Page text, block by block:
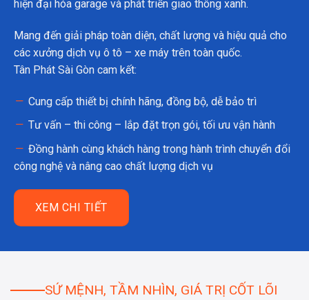
hiện đại hóa garage và phát triển giao thông xanh.
Mang đến giải pháp toàn diện, chất lượng và hiệu quả cho
các xưởng dịch vụ ô tô – xe máy trên toàn quốc.
Tân Phát Sài Gòn cam kết:
Cung cấp thiết bị chính hãng, đồng bộ, dễ bảo trì
Tư vấn – thi công – lắp đặt trọn gói, tối ưu vận hành
Đồng hành cùng khách hàng trong hành trình chuyển đổi
công nghệ và nâng cao chất lượng dịch vụ
XEM CHI TIẾT
SỨ MỆNH, TẦM NHÌN, GIÁ TRỊ CỐT LÕI